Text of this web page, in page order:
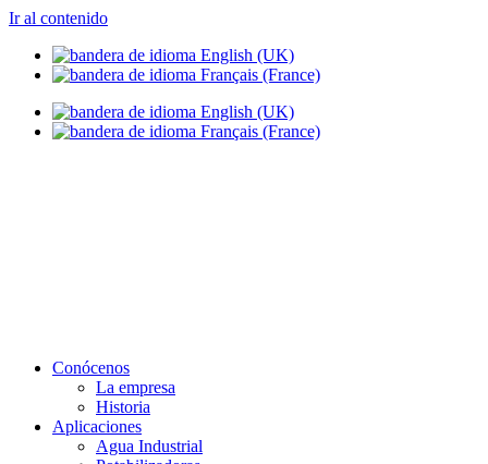
Ir al contenido
Conócenos
La empresa
Historia
Aplicaciones
Agua Industrial